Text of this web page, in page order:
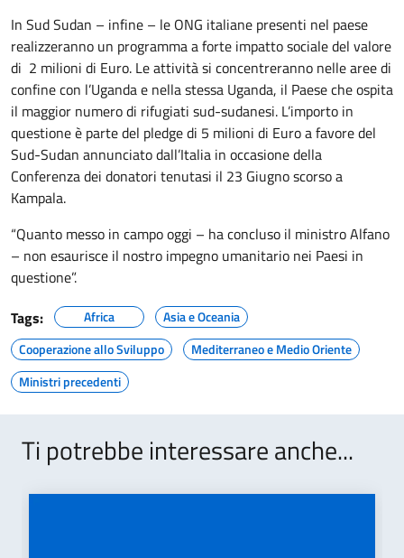
In Sud Sudan – infine – le ONG italiane presenti nel paese
realizzeranno un programma a forte impatto sociale del valore
di 2 milioni di Euro. Le attività si concentreranno nelle aree di
confine con l’Uganda e nella stessa Uganda, il Paese che ospita
il maggior numero di rifugiati sud-sudanesi. L’importo in
questione è parte del pledge di 5 milioni di Euro a favore del
Sud-Sudan annunciato dall’Italia in occasione della
Conferenza dei donatori tenutasi il 23 Giugno scorso a
Kampala.
“Quanto messo in campo oggi – ha concluso il ministro Alfano
– non esaurisce il nostro impegno umanitario nei Paesi in
questione”.
Tags:
Africa
Asia e Oceania
Cooperazione allo Sviluppo
Mediterraneo e Medio Oriente
Ministri precedenti
Ti potrebbe interessare anche...